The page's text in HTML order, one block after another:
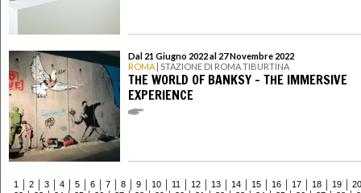
Dal 21 Giugno 2022 al 27 Novembre 2022
ROMA | STAZIONE DI ROMA TIBURTINA
THE WORLD OF BANKSY – THE IMMERSIVE
EXPERIENCE
1 2 3 4 5 6 7 8 9 10 11 12 13 14 15 16 17 18 19
20